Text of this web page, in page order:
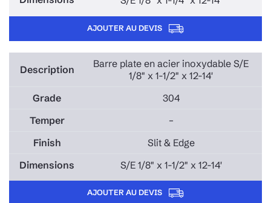
AJOUTER AU DEVIS
Barre plate en acier inoxydable S/E
1/8" x 1-1/2" x 12-14'
304
–
Slit & Edge
S/E 1/8" x 1-1/2" x 12-14'
AJOUTER AU DEVIS